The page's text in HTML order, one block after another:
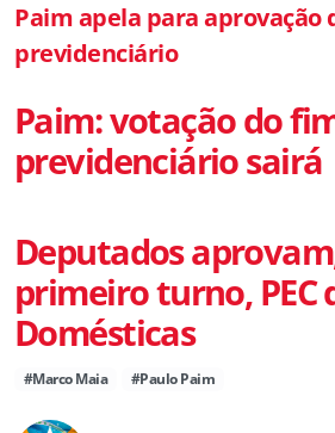
Paim apela para
previdenciário
Paim: votação do
previdenciário sairá
Deputados
primeiro turno, PEC
Domésticas
#Marco Maia #Paulo Paim